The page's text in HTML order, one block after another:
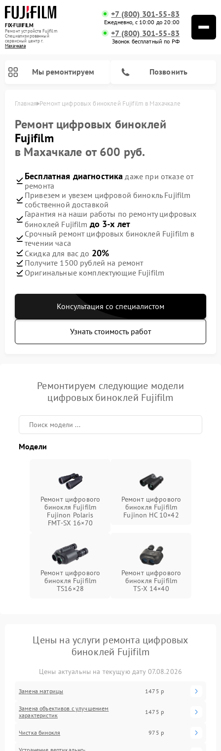
FIX-FUJIFILM
Ремонт устройств Fujifilm
Специализированный
cервисный центр г.
Махачкала
+7 (800) 301-55-83
Ежедневно, с 10:00 до 20:00
+7 (800) 301-55-83
Звонок бесплатный по РФ
Мы ремонтируем Позвонить
Главная Ремонт цифровых биноклей Fujifilm в Махачкале
Ремонт цифровых биноклей
Fujifilm
в Махачкале от 600 руб.
Бесплатная диагностика даже при отказе от
ремонта
Привезем и увезем цифровой бинокль Fujifilm
собственной доставкой
Гарантия на наши работы по ремонту цифровых
биноклей Fujifilm до 3-х лет
Срочный ремонт цифровых биноклей Fujifilm в
течении часа
Скидка для вас до 20%
Получите 1500 рублей на ремонт
Оригинальные комплектующие Fujifilm
Консультация со специалистом
Узнать стоимость работ
Ремонтируем следующие модели
цифровых биноклей Fujifilm
Модели
Ремонт цифрового
бинокля Fujifilm
Fujinon Polaris
FMT‑SX 16×70
Ремонт цифрового
бинокля Fujifilm
Fujinon HC 10×42
Ремонт цифрового
бинокля Fujifilm
TS16×28
Ремонт цифрового
бинокля Fujifilm
TS‑X 14×40
Цены на услуги ремонта цифровых
биноклей Fujifilm
Цены актуальны на текущую дату 07.08.2026
Замена матрицы 1475 р
Замена объективов с улучшением
характеристик
1475 р
Чистка бинокля 975 р